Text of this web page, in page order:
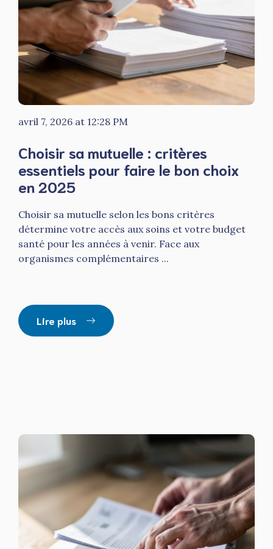
avril 7, 2026 at 12:28 PM
Choisir sa mutuelle : critères
essentiels pour faire le bon choix
en 2025
Choisir sa mutuelle selon les bons critères
détermine votre accès aux soins et votre budget
santé pour les années à venir. Face aux
organismes complémentaires ...
Lire plus